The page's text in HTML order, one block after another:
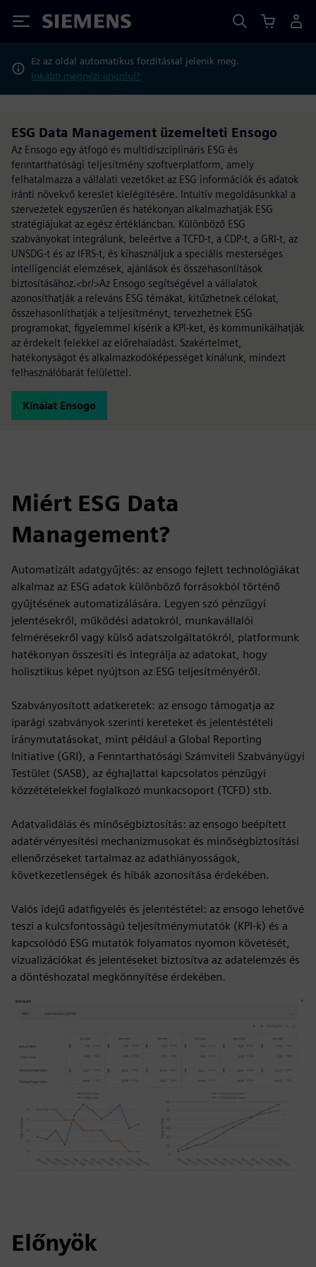
Siemens
Ez az oldal automatikus fordítással jelenik meg.
Inkább megnézi angolul?
ESG Data Management üzemelteti Ensogo
Az Ensogo egy átfogó és multidiszciplináris ESG és
fenntarthatósági teljesítmény szoftverplatform, amely
felhatalmazza a vállalati vezetőket az ESG információk és adatok
iránti növekvő kereslet kielégítésére. Intuitív megoldásunkkal a
szervezetek egyszerűen és hatékonyan alkalmazhatják ESG
stratégiájukat az egész értékláncban. Különböző ESG
szabványokat integrálunk, beleértve a TCFD-t, a CDP-t, a GRI-t, az
UNSDG-t és az IFRS-t, és kihasználjuk a speciális mesterséges
intelligenciát elemzések, ajánlások és összehasonlítások
biztosításához.<br/>Az Ensogo segítségével a vállalatok
azonosíthatják a releváns ESG témákat, kitűzhetnek célokat,
összehasonlíthatják a teljesítményt, tervezhetnek ESG
programokat, figyelemmel kísérik a KPI-ket, és kommunikálhatják
az érdekelt felekkel az előrehaladást. Szakértelmet,
hatékonyságot és alkalmazkodóképességet kínálunk, mindezt
felhasználóbarát felülettel.
Kínálat Ensogo
Miért ESG Data
Management?
Automatizált adatgyűjtés: az ensogo fejlett technológiákat
alkalmaz az ESG adatok különböző forrásokból történő
gyűjtésének automatizálására. Legyen szó pénzügyi
jelentésekről, működési adatokról, munkavállalói
felmérésekről vagy külső adatszolgáltatókról, platformunk
hatékonyan összesíti és integrálja az adatokat, hogy
holisztikus képet nyújtson az ESG teljesítményéről.
Szabványosított adatkeretek: az ensogo támogatja az
iparági szabványok szerinti kereteket és jelentéstételi
iránymutatásokat, mint például a Global Reporting
Initiative (GRI), a Fenntarthatósági Számviteli Szabványügyi
Testület (SASB), az éghajlattal kapcsolatos pénzügyi
közzétételekkel foglalkozó munkacsoport (TCFD) stb.
Adatvalidálás és minőségbiztosítás: az ensogo beépített
adatérvényesítési mechanizmusokat és minőségbiztosítási
ellenőrzéseket tartalmaz az adathiányosságok,
következetlenségek és hibák azonosítása érdekében.
Valós idejű adatfigyelés és jelentéstétel: az ensogo lehetővé
teszi a kulcsfontosságú teljesítménymutatók (KPI-k) és a
kapcsolódó ESG mutatók folyamatos nyomon követését,
vizualizációkat és jelentéseket biztosítva az adatelemzés és
a döntéshozatal megkönnyítése érdekében.
Előnyök